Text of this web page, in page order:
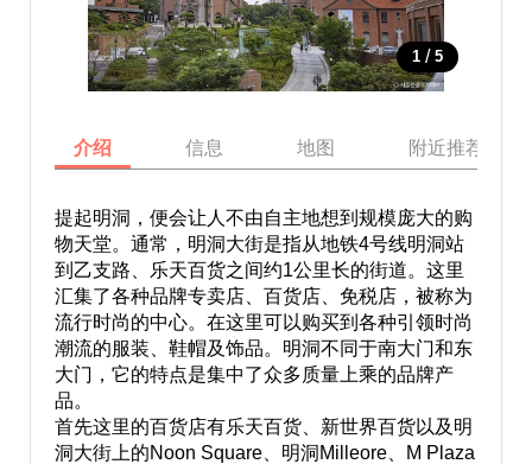
1 / 5
介绍 信息 地图 附近推荐景点
提起明洞，便会让人不由自主地想到规模庞大的购
物天堂。通常，明洞大街是指从地铁4号线明洞站
到乙支路、乐天百货之间约1公里长的街道。这里
汇集了各种品牌专卖店、百货店、免税店，被称为
流行时尚的中心。在这里可以购买到各种引领时尚
潮流的服装、鞋帽及饰品。明洞不同于南大门和东
大门，它的特点是集中了众多质量上乘的品牌产
品。
首先这里的百货店有乐天百货、新世界百货以及明
洞大街上的Noon Square、明洞Milleore、M Plaza